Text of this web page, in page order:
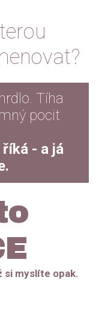
Tíha
pocit
- a já
si myslíte opak.